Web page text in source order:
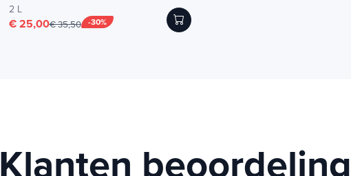
2 L
-30%
€ 25,00€ 35,50
Klanten